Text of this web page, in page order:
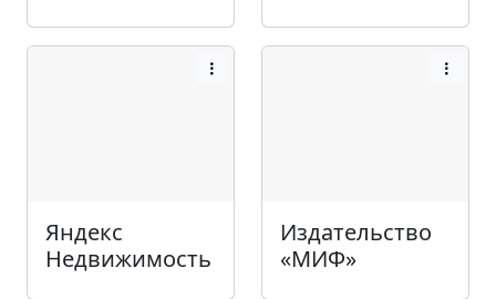
Яндекс
Недвижимость
Издательство
«МИФ»